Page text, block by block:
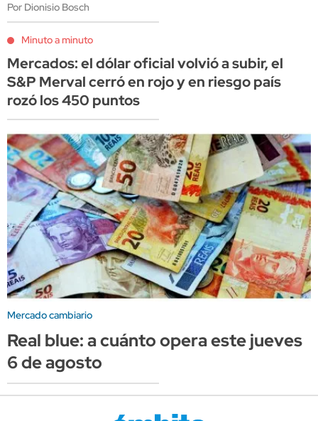
Por Dionisio Bosch
Minuto a minuto
Mercados: el dólar oficial volvió a subir, el
S&P Merval cerró en rojo y en riesgo país
rozó los 450 puntos
Mercado cambiario
Real blue: a cuánto opera este jueves
6 de agosto